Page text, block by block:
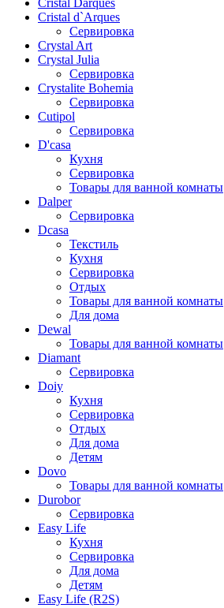
Cristal Darques
Cristal d`Arques
Сервировка
Crystal Art
Crystal Julia
Сервировка
Crystalite Bohemia
Сервировка
Cutipol
Сервировка
D'casa
Кухня
Сервировка
Товары для ванной комнаты
Dalper
Сервировка
Dcasa
Текстиль
Кухня
Сервировка
Отдых
Товары для ванной комнаты
Для дома
Dewal
Товары для ванной комнаты
Diamant
Сервировка
Doiy
Кухня
Сервировка
Отдых
Для дома
Детям
Dovo
Товары для ванной комнаты
Durobor
Сервировка
Easy Life
Кухня
Сервировка
Для дома
Детям
Easy Life (R2S)